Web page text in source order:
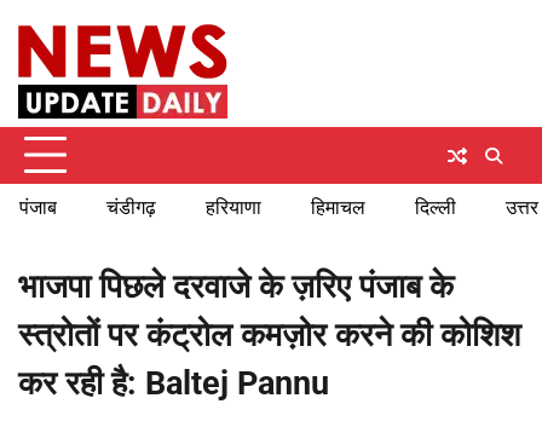
content
पंजाब चंडीगढ़ हरियाणा हिमाचल दिल्ली
भाजपा पिछले दरवाजे के ज़रिए पंजाब के
स्त्रोतों पर कंट्रोल कमज़ोर करने की कोशिश
कर रही है: Baltej Pannu